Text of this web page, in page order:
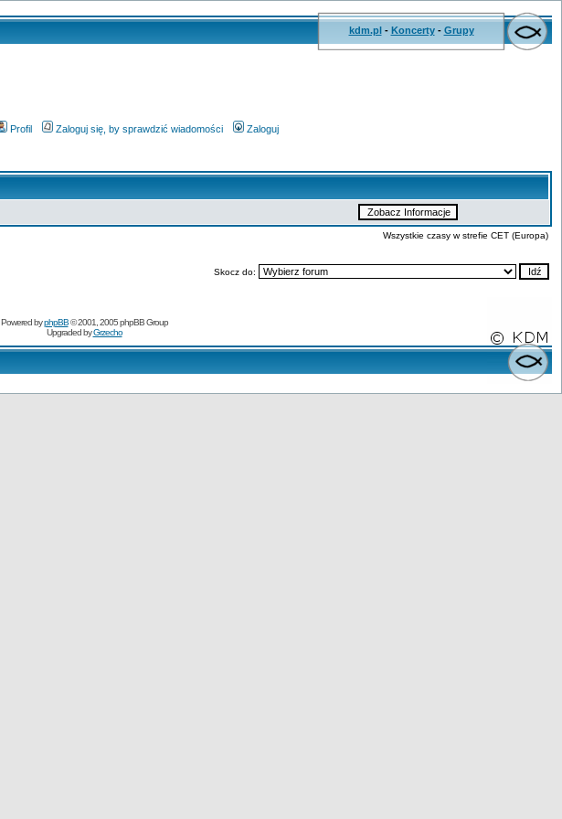
kdm.pl- Koncerty- Grupy
Profil Zaloguj się, by sprawdzić wiadomości Zaloguj
Wszystkie czasy w strefie CET (Europa)
Skocz do:
Powered byphpBB© 2001, 2005 phpBB Group
Upgraded byGrzecho